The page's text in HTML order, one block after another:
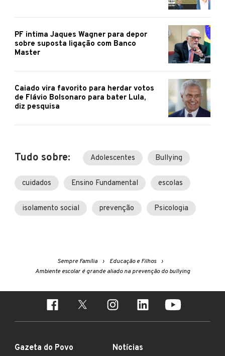
PF intima Jaques Wagner para depor
sobre suposta ligação com Banco
Master
Caiado vira favorito para herdar votos
de Flávio Bolsonaro para bater Lula,
diz pesquisa
Tudo sobre: Adolescentes Bullying
cuidados Ensino Fundamental escolas
isolamento social prevenção Psicologia
Sempre Família
Educação e Filhos
Ambiente escolar é grande aliado na prevenção do bullying
Gazeta do Povo Notícias